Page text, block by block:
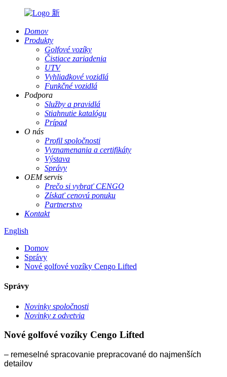
Domov
Produkty
Golfové vozíky
Čistiace zariadenia
UTV
Vyhliadkové vozidlá
Funkčné vozidlá
Podpora
Služby a pravidlá
Stiahnutie katalógu
Prípad
O nás
Profil spoločnosti
Vyznamenania a certifikáty
Výstava
Správy
OEM servis
Prečo si vybrať CENGO
Získať cenovú ponuku
Partnerstvo
Kontakt
English
Domov
Správy
Nové golfové vozíky Cengo Lifted
Správy
Novinky spoločnosti
Novinky z odvetvia
Nové golfové vozíky Cengo Lifted
– remeselné spracovanie prepracované do najmenších
detailov